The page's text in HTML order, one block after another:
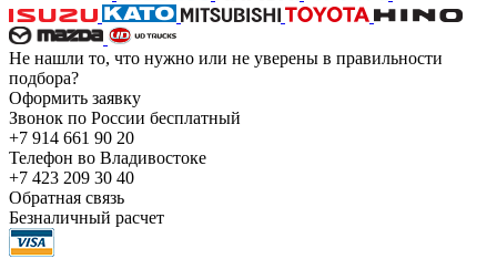
Не нашли то, что нужно или не уверены в правильности
подбора?
Оформить заявку
Звонок по России бесплатный
+7 914 661 90 20
Телефон во Владивостоке
+7 423 209 30 40
Обратная связь
Безналичный расчет